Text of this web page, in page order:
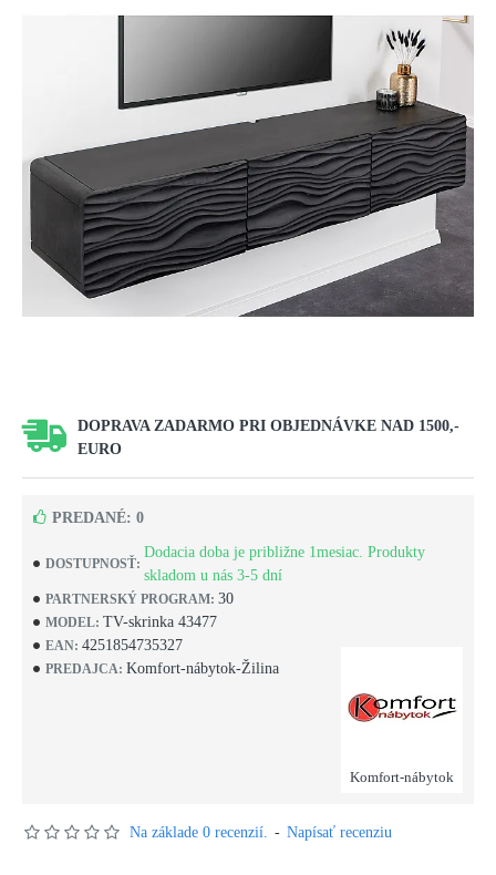
DOPRAVA ZADARMO PRI OBJEDNÁVKE NAD 1500,-
EURO
DOSTUPNOSŤ:
Dodacia doba je približne 1mesiac. Produkty
skladom u nás 3-5 dní
PARTNERSKÝ PROGRAM: 30
MODEL: TV-skrinka 43477
EAN: 4251854735327
PREDAJCA: Komfort-nábytok-Žilina
Komfort-nábytok
PREDANÉ: 0
Na základe 0 recenzií. - Napísať recenziu